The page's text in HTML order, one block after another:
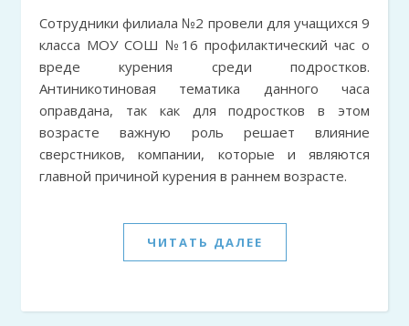
Сотрудники филиала №2 провели для учащихся 9
класса МОУ СОШ №16 профилактический час о
вреде курения среди подростков.
Антиникотиновая тематика данного часа
оправдана, так как для подростков в этом
возрасте важную роль решает влияние
сверстников, компании, которые и являются
главной причиной курения в раннем возрасте.
ЧИТАТЬ ДАЛЕЕ